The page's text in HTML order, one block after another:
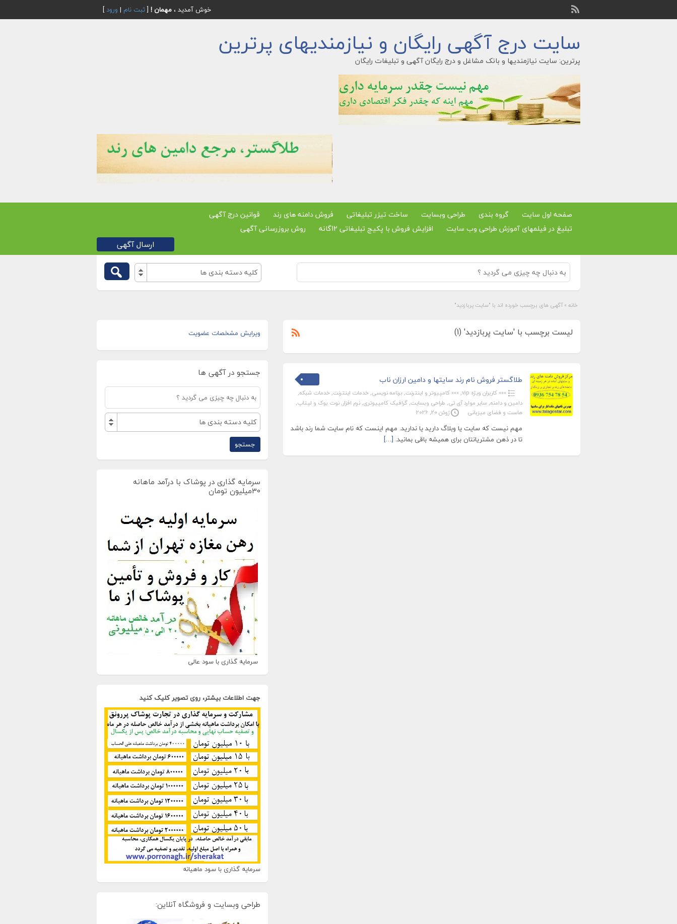
خوش آمدید ، مهمان ! [ثبت نام | ورود]
سایت درج آگهی رایگان و نیازمندیهای پرترین
پرترین: سایت نیازمندیها و بانک مشاغل و درج رایگان آگهی و تبلیغات رایگان
صفحه اول سایت گروه بندی طراحی وبسایت ساخت تیزر تبلیغاتی فروش دامنه های رند
قوانین درج آگهی
تبلیغ در فیلمهای آموزش طراحی وب سایت
افزایش فروش با پکیج تبلیغاتی 12گانه روش بروزرسانی آگهی
ارسال آگهی
کلیه دسته بندی ها
خانه » آگهی های برچسب خورده اند با "سایت پربازدید"
لیست برچسب با 'سایت پربازدید' (1)
طلاگستر فروش نام رند سایتها و دامین ارزان ناب
»»» کاربران ویژه vip , »»» کامپیوتر و اینترنت, برنامه نویسی, خدمات اینترنت, خدمات شبکه,
دامین و دامنه, سایر موارد آی تی, طراحی وبسایت, گرافیک کامپیوتری, نرم افزار, نوت بوک و لپتاپ,
هاست و فضای میزبانی
ژوئن 20, 2026
مهم نیست که سایت یا وبلاگ دارید یا ندارید. مهم اینست که نام سایت شما رند باشد
تا در ذهن مشتریانتان برای همیشه باقی بمانید. […]
ویرایش مشخصات عضویت
جستجو در آگهی ها
کلیه دسته بندی ها
سرمایه گذاری در پوشاک با درآمد ماهانه
30میلیون تومان
سرمایه گذاری با سود عالی
جهت اطلاعات بیشتر، روی تصویر کلیک کنید
سرمایه گذاری با سود ماهیانه
طراحی وبسایت و فروشگاه آنلاین: